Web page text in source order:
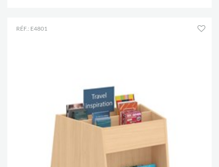
RÉF.: E4801